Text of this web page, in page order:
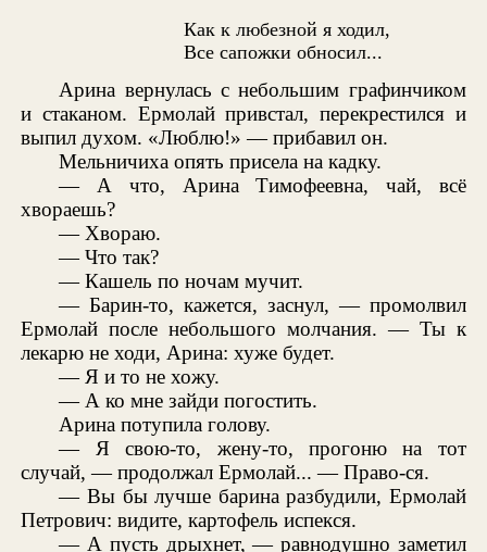
Как к любезной я ходил,
Все сапожки обносил...
Арина вернулась с небольшим графинчиком
и стаканом. Ермолай привстал, перекрестился и
выпил духом. «Люблю!» — прибавил он.
Мельничиха опять присела на кадку.
— А что, Арина Тимофеевна, чай, всё
хвораешь?
— Хвораю.
— Что так?
— Кашель по ночам мучит.
— Барин-то, кажется, заснул, — промолвил
Ермолай после небольшого молчания. — Ты к
лекарю не ходи, Арина: хуже будет.
— Я и то не хожу.
— А ко мне зайди погостить.
Арина потупила голову.
— Я свою-то, жену-то, прогоню на тот
случай, — продолжал Ермолай... — Право-ся.
— Вы бы лучше барина разбудили, Ермолай
Петрович: видите, картофель испекся.
— А пусть дрыхнет, — равнодушно заметил